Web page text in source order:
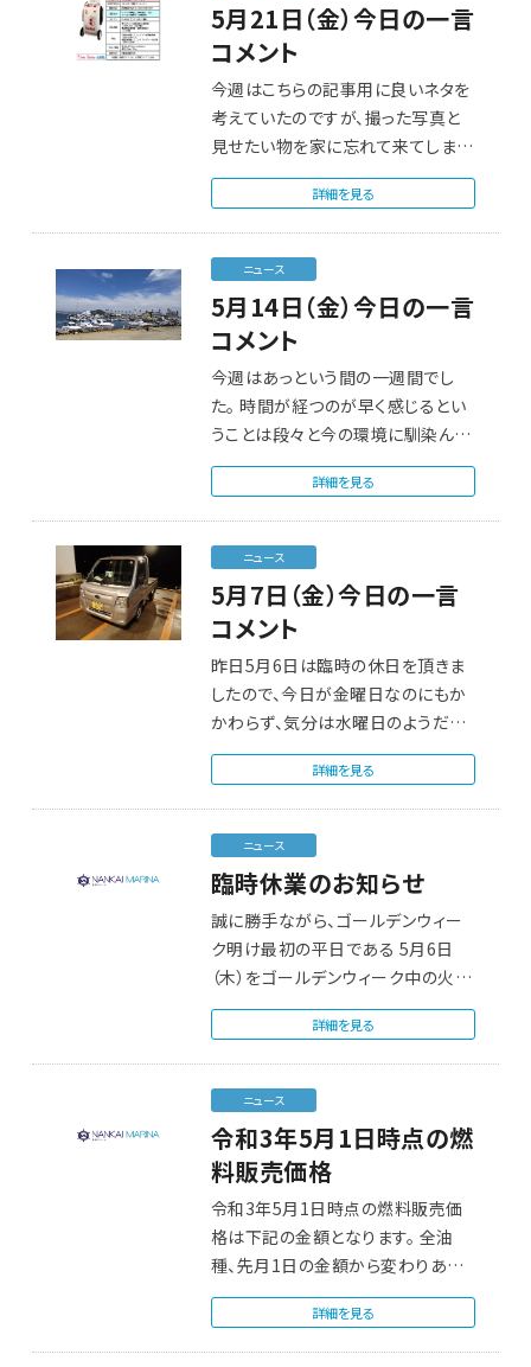
5月21日（金）今日の一言
コメント
今週はこちらの記事用に良いネタを
考えていたのですが、撮った写真と
見せたい物を家に忘れて来てしまっ
たので、また後…
詳細を見る
ニュース
5月14日（金）今日の一言
コメント
今週はあっという間の一週間でし
た。 時間が経つのが早く感じるとい
うことは段々と今の環境に馴染んで
きたとい…
詳細を見る
ニュース
5月7日（金）今日の一言
コメント
昨日5月6日は臨時の休日を頂きま
したので、今日が金曜日なのにもか
かわらず、気分は水曜日のようだっ
たりします。 …
詳細を見る
ニュース
臨時休業のお知らせ
誠に勝手ながら、ゴールデンウィー
ク明け最初の平日である 5月6日
（木）をゴールデンウィーク中の火曜
日の代…
詳細を見る
ニュース
令和3年5月1日時点の燃
料販売価格
令和3年5月1日時点の燃料販売価
格は下記の金額となります。 全油
種、先月1日の金額から変わりあり
ません。…
詳細を見る